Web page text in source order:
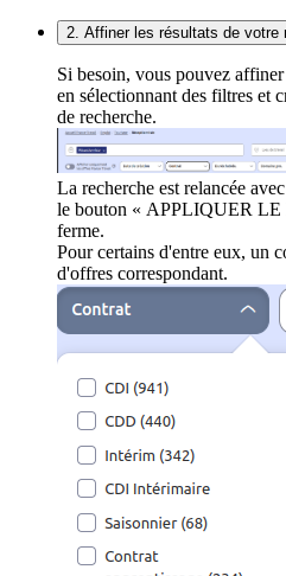
2. Affiner les résultats de votre
Si besoin, vous pouvez
en sélectionnant des filtres et
de recherche.
La recherche est relancée
le bouton « APPLIQUER LE
ferme.
Pour certains d'entre eux, un
d'offres correspondant.